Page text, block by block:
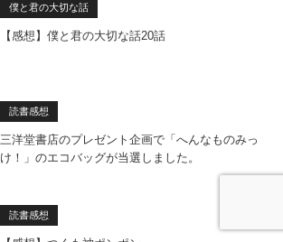
僕と君の大切な話
【感想】僕と君の大切な話20話
読書感想
三洋堂書店のプレゼント企画で「へんなものみっ
け！」のエコバッグが当選しました。
読書感想